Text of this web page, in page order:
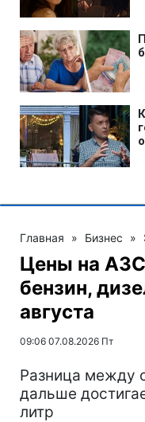
Главная » Бизнес »
Цены на
бензин,
августа
09:06 07.08.2026 Пт
Разница между
дальше
литр